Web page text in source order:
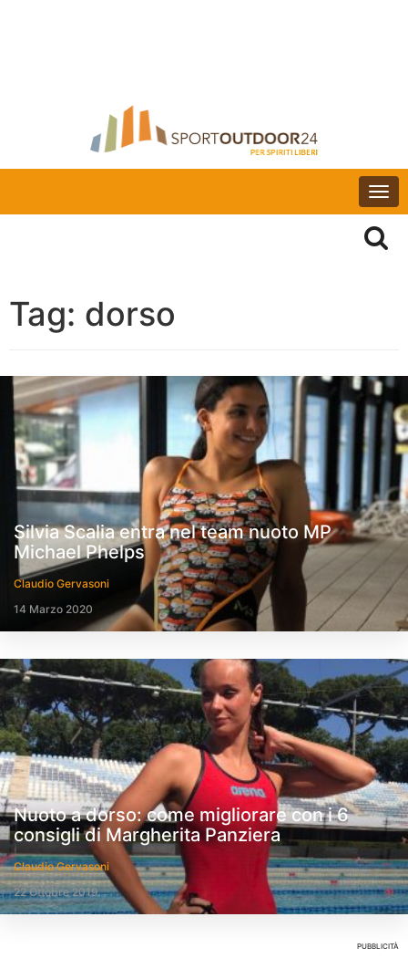
Tag: dorso
Silvia Scalia entra nel team nuoto MP
Michael Phelps
Claudio Gervasoni
14 Marzo 2020
Nuoto a dorso: come migliorare con i 6
consigli di Margherita Panziera
Claudio Gervasoni
22 Ottobre 2019
PUBBLICITÀ